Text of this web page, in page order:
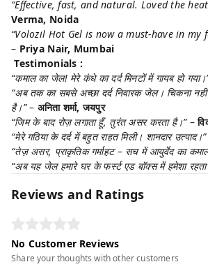
“Effective, fast, and natural. Loved the
Verma, Noida
“Volozil Hot Gel is now a must-have in my
– Priya Nair, Mumbai
Testimonials :
“कमाल का जेल! मेरे कंधे का दर्द मिनटों में गायब हो
“अब तक का सबसे अच्छा दर्द निवारक जेल। चिकना
है।”– अनिता शर्मा, जयपुर
“जिम के बाद रोज़ लगाता हूँ, तुरंत असर करता है।”–
“मेरे गठिया के दर्द में बहुत राहत मिली। शानदार उत्पाद।”
“तेज़ असर, प्राकृतिक गर्माहट – सच में आयुर्वेद का
“अब यह जेल हमारे घर के फर्स्ट एड बॉक्स में हमेशा
Reviews and Ratings
No Customer Reviews
Share your thoughts with other customers